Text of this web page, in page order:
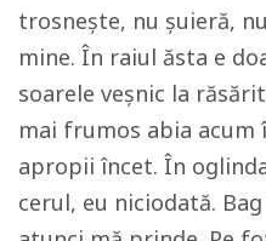
trosnește, nu șuieră,
mine. În raiul ăsta e
soarele veșnic la
mai frumos abia acum
apropii încet. În
cerul, eu niciodată.